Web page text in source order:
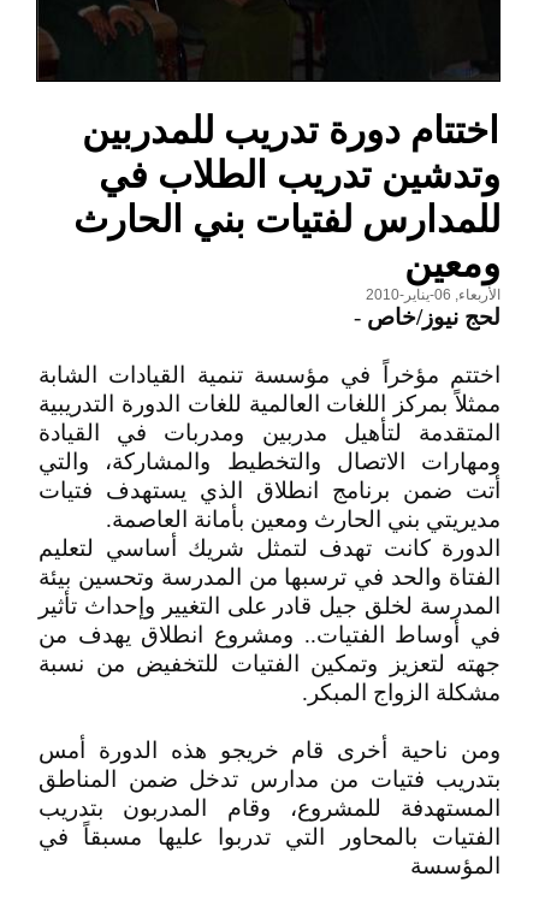
اختتام دورة تدريب للمدربين
وتدشين تدريب الطلاب في
للمدارس لفتيات بني الحارث
ومعين
الأربعاء, 06-يناير-2010
لحج نيوز/خاص -
اختتم مؤخراً في مؤسسة تنمية القيادات الشابة
ممثلاً بمركز اللغات العالمية للغات الدورة التدريبية
المتقدمة لتأهيل مدربين ومدربات في القيادة
ومهارات الاتصال والتخطيط والمشاركة، والتي
أتت ضمن برنامج انطلاق الذي يستهدف فتيات
مديريتي بني الحارث ومعين بأمانة العاصمة.
الدورة كانت تهدف لتمثل شريك أساسي لتعليم
الفتاة والحد في ترسبها من المدرسة وتحسين بيئة
المدرسة لخلق جيل قادر على التغيير وإحداث تأثير
في أوساط الفتيات.. ومشروع انطلاق يهدف من
جهته لتعزيز وتمكين الفتيات للتخفيض من نسبة
مشكلة الزواج المبكر.
ومن ناحية أخرى قام خريجو هذه الدورة أمس
بتدريب فتيات من مدارس تدخل ضمن المناطق
المستهدفة للمشروع، وقام المدربون بتدريب
الفتيات بالمحاور التي تدربوا عليها مسبقاً في
المؤسسة